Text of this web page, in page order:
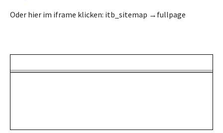
Oder hier im iframe klicken: itb_sitemap →fullpage